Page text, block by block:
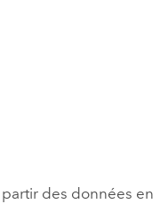
des données en